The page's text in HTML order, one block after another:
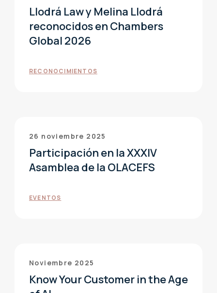
Llodrá Law y Melina Llodrá
reconocidos en Chambers
Global 2026
RECONOCIMIENTOS
26 noviembre 2025
Participación en la XXXIV
Asamblea de la OLACEFS
EVENTOS
Noviembre 2025
Know Your Customer in the Age